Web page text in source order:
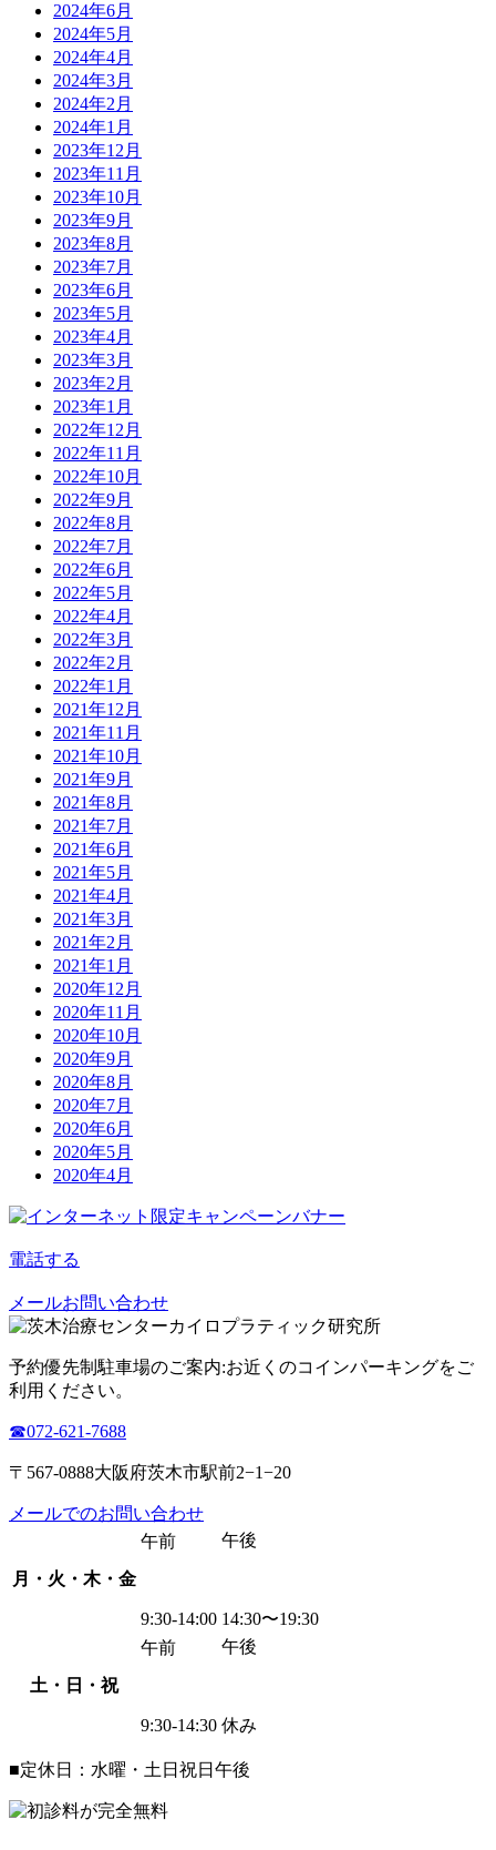
2024年6月
2024年5月
2024年4月
2024年3月
2024年2月
2024年1月
2023年12月
2023年11月
2023年10月
2023年9月
2023年8月
2023年7月
2023年6月
2023年5月
2023年4月
2023年3月
2023年2月
2023年1月
2022年12月
2022年11月
2022年10月
2022年9月
2022年8月
2022年7月
2022年6月
2022年5月
2022年4月
2022年3月
2022年2月
2022年1月
2021年12月
2021年11月
2021年10月
2021年9月
2021年8月
2021年7月
2021年6月
2021年5月
2021年4月
2021年3月
2021年2月
2021年1月
2020年12月
2020年11月
2020年10月
2020年9月
2020年8月
2020年7月
2020年6月
2020年5月
2020年4月
電話する
メールお問い合わせ
予約優先制 駐車場のご案内:お近くのコインパーキングをご
利用ください。
☎︎072-621-7688
〒567-0888大阪府茨木市駅前2−1−20
メールでのお問い合わせ
月・火・木・金
午前
9:30-14:00
午後
14:30〜19:30
土・日・祝
午前
9:30-14:30
午後
休み
■定休日：水曜・土日祝日午後